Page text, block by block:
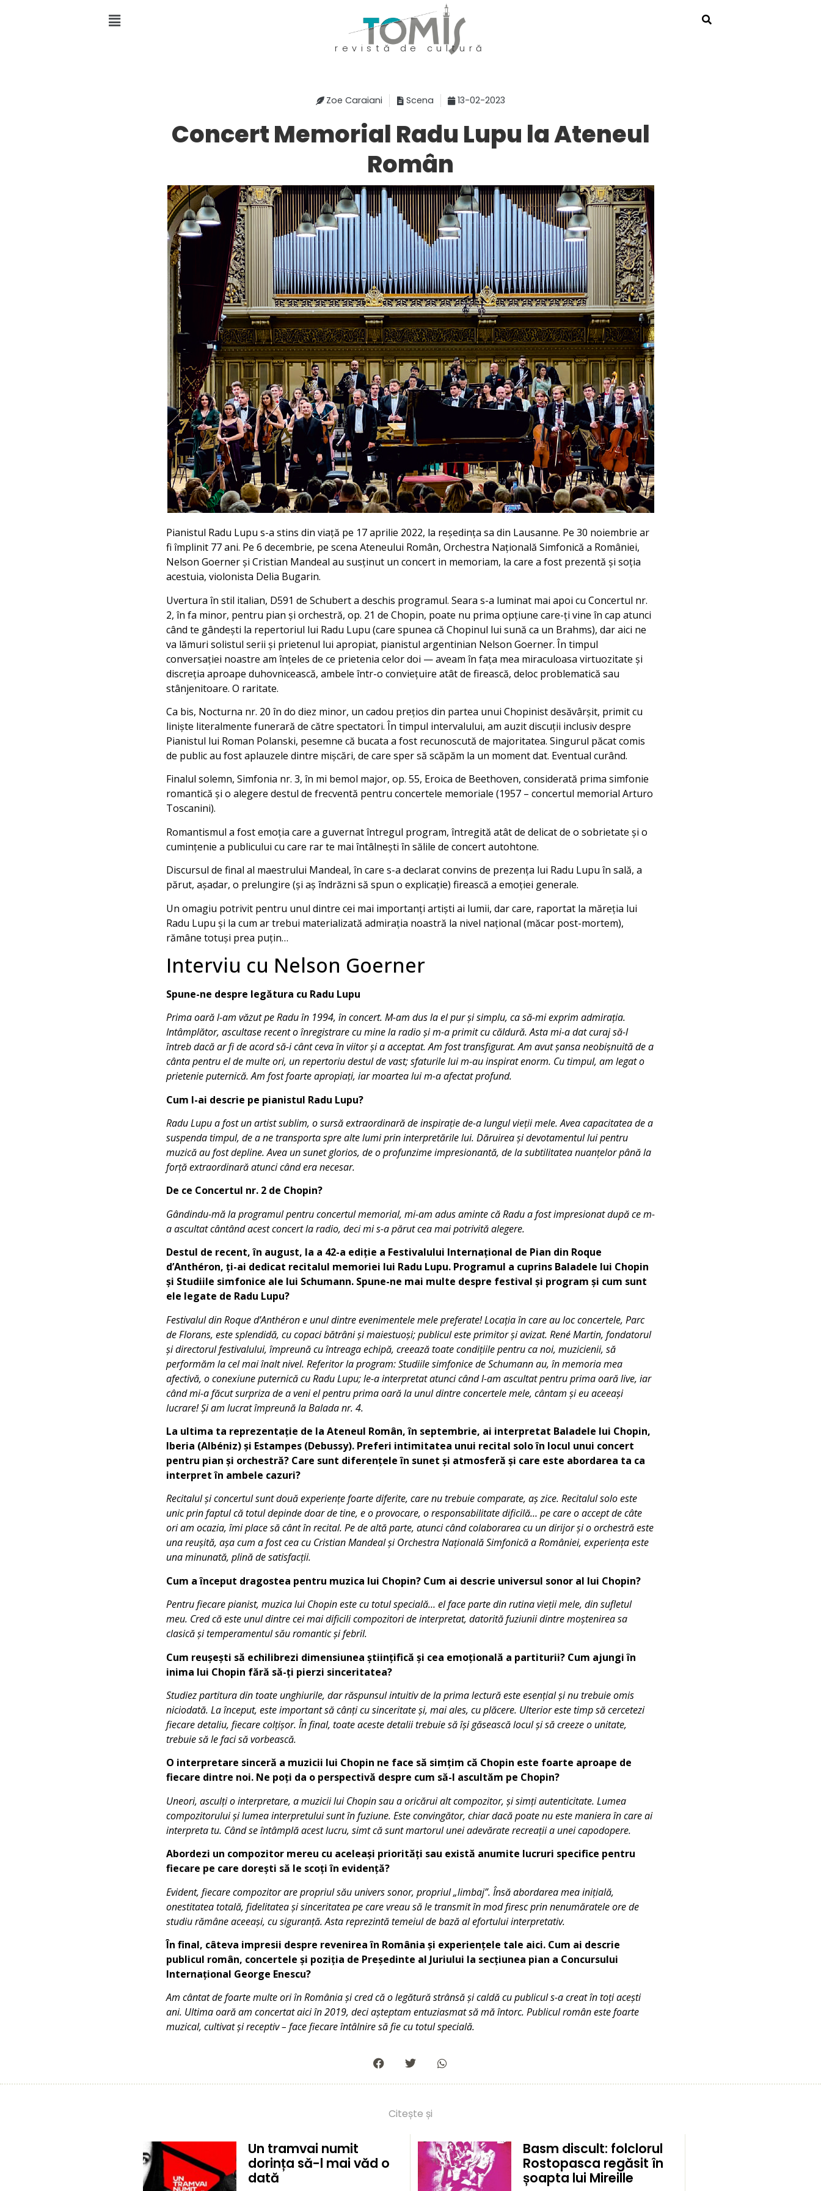
revistă de cultură
Zoe Caraiani Scena 13-02-2023
Concert Memorial Radu Lupu la Ateneul
Român
Pianistul Radu Lupu s-a stins din viață pe 17 aprilie 2022, la reședința sa din Lausanne. Pe 30 noiembrie ar
fi împlinit 77 ani. Pe 6 decembrie, pe scena Ateneului Român, Orchestra Națională Simfonică a României,
Nelson Goerner și Cristian Mandeal au susținut un concert in memoriam, la care a fost prezentă și soția
acestuia, violonista Delia Bugarin.
Uvertura în stil italian, D591 de Schubert a deschis programul. Seara s-a luminat mai apoi cu Concertul nr.
2, în fa minor, pentru pian și orchestră, op. 21 de Chopin, poate nu prima opțiune care-ți vine în cap atunci
când te gândești la repertoriul lui Radu Lupu (care spunea că Chopinul lui sună ca un Brahms), dar aici ne
va lămuri solistul serii și prietenul lui apropiat, pianistul argentinian Nelson Goerner. În timpul
conversației noastre am înțeles de ce prietenia celor doi — aveam în fața mea miraculoasa virtuozitate și
discreția aproape duhovnicească, ambele într-o conviețuire atât de firească, deloc problematică sau
stânjenitoare. O raritate.
Ca bis, Nocturna nr. 20 în do diez minor, un cadou prețios din partea unui Chopinist desăvârșit, primit cu
liniște literalmente funerară de către spectatori. În timpul intervalului, am auzit discuții inclusiv despre
Pianistul lui Roman Polanski, pesemne că bucata a fost recunoscută de majoritatea. Singurul păcat comis
de public au fost aplauzele dintre mișcări, de care sper să scăpăm la un moment dat. Eventual curând.
Finalul solemn, Simfonia nr. 3, în mi bemol major, op. 55, Eroica de Beethoven, considerată prima simfonie
romantică și o alegere destul de frecventă pentru concertele memoriale (1957 – concertul memorial Arturo
Toscanini).
Romantismul a fost emoția care a guvernat întregul program, întregită atât de delicat de o sobrietate și o
cumințenie a publicului cu care rar te mai întâlnești în sălile de concert autohtone.
Discursul de final al maestrului Mandeal, în care s-a declarat convins de prezența lui Radu Lupu în sală, a
părut, așadar, o prelungire (și aș îndrăzni să spun o explicație) firească a emoției generale.
Un omagiu potrivit pentru unul dintre cei mai importanți artiști ai lumii, dar care, raportat la măreția lui
Radu Lupu și la cum ar trebui materializată admirația noastră la nivel național (măcar post-mortem),
rămâne totuși prea puțin…
Interviu cu Nelson Goerner
Spune-ne despre legătura cu Radu Lupu
Prima oară l-am văzut pe Radu în 1994, în concert. M-am dus la el pur și simplu, ca să-mi exprim admirația.
Intâmplător, ascultase recent o înregistrare cu mine la radio și m-a primit cu căldură. Asta mi-a dat curaj să-l
întreb dacă ar fi de acord să-i cânt ceva în viitor și a acceptat. Am fost transfigurat. Am avut șansa neobișnuită de a
cânta pentru el de multe ori, un repertoriu destul de vast; sfaturile lui m-au inspirat enorm. Cu timpul, am legat o
prietenie puternică. Am fost foarte apropiați, iar moartea lui m-a afectat profund.
Cum l-ai descrie pe pianistul Radu Lupu?
Radu Lupu a fost un artist sublim, o sursă extraordinară de inspirație de-a lungul vieții mele. Avea capacitatea de a
suspenda timpul, de a ne transporta spre alte lumi prin interpretările lui. Dăruirea și devotamentul lui pentru
muzică au fost depline. Avea un sunet glorios, de o profunzime impresionantă, de la subtilitatea nuanțelor până la
forță extraordinară atunci când era necesar.
De ce Concertul nr. 2 de Chopin?
Gândindu-mă la programul pentru concertul memorial, mi-am adus aminte că Radu a fost impresionat după ce m-
a ascultat cântând acest concert la radio, deci mi s-a părut cea mai potrivită alegere.
Destul de recent, în august, la a 42-a ediție a Festivalului Internațional de Pian din Roque
d’Anthéron, ți-ai dedicat recitalul memoriei lui Radu Lupu. Programul a cuprins Baladele lui Chopin
și Studiile simfonice ale lui Schumann. Spune-ne mai multe despre festival și program și cum sunt
ele legate de Radu Lupu?
Festivalul din Roque d’Anthéron e unul dintre evenimentele mele preferate! Locația în care au loc concertele, Parc
de Florans, este splendidă, cu copaci bătrâni și maiestuoși; publicul este primitor și avizat. René Martin, fondatorul
și directorul festivalului, împreună cu întreaga echipă, creează toate condițiile pentru ca noi, muzicienii, să
performăm la cel mai înalt nivel. Referitor la program: Studiile simfonice de Schumann au, în memoria mea
afectivă, o conexiune puternică cu Radu Lupu; le-a interpretat atunci când l-am ascultat pentru prima oară live, iar
când mi-a făcut surpriza de a veni el pentru prima oară la unul dintre concertele mele, cântam și eu aceeași
lucrare! Și am lucrat împreună la Balada nr. 4.
La ultima ta reprezentație de la Ateneul Român, în septembrie, ai interpretat Baladele lui Chopin,
Iberia (Albéniz) și Estampes (Debussy). Preferi intimitatea unui recital solo în locul unui concert
pentru pian și orchestră? Care sunt diferențele în sunet și atmosferă și care este abordarea ta ca
interpret în ambele cazuri?
Recitalul și concertul sunt două experiențe foarte diferite, care nu trebuie comparate, aș zice. Recitalul solo este
unic prin faptul că totul depinde doar de tine, e o provocare, o responsabilitate dificilă… pe care o accept de câte
ori am ocazia, îmi place să cânt în recital. Pe de altă parte, atunci când colaborarea cu un dirijor și o orchestră este
una reușită, așa cum a fost cea cu Cristian Mandeal și Orchestra Națională Simfonică a României, experiența este
una minunată, plină de satisfacții.
Cum a început dragostea pentru muzica lui Chopin? Cum ai descrie universul sonor al lui Chopin?
Pentru fiecare pianist, muzica lui Chopin este cu totul specială… el face parte din rutina vieții mele, din sufletul
meu. Cred că este unul dintre cei mai dificili compozitori de interpretat, datorită fuziunii dintre moștenirea sa
clasică și temperamentul său romantic și febril.
Cum reușești să echilibrezi dimensiunea științifică și cea emoțională a partiturii? Cum ajungi în
inima lui Chopin fără să-ți pierzi sinceritatea?
Studiez partitura din toate unghiurile, dar răspunsul intuitiv de la prima lectură este esențial și nu trebuie omis
niciodată. La început, este important să cânți cu sinceritate și, mai ales, cu plăcere. Ulterior este timp să cercetezi
fiecare detaliu, fiecare colțișor. În final, toate aceste detalii trebuie să își găsească locul și să creeze o unitate,
trebuie să le faci să vorbească.
O interpretare sinceră a muzicii lui Chopin ne face să simțim că Chopin este foarte aproape de
fiecare dintre noi. Ne poți da o perspectivă despre cum să-l ascultăm pe Chopin?
Uneori, asculți o interpretare, a muzicii lui Chopin sau a oricărui alt compozitor, și simți autenticitate. Lumea
compozitorului și lumea interpretului sunt în fuziune. Este convingător, chiar dacă poate nu este maniera în care ai
interpreta tu. Când se întâmplă acest lucru, simt că sunt martorul unei adevărate recreații a unei capodopere.
Abordezi un compozitor mereu cu aceleași priorități sau există anumite lucruri specifice pentru
fiecare pe care dorești să le scoți în evidență?
Evident, fiecare compozitor are propriul său univers sonor, propriul „limbaj”. Însă abordarea mea inițială,
onestitatea totală, fidelitatea și sinceritatea pe care vreau să le transmit în mod firesc prin nenumăratele ore de
studiu rămâne aceeași, cu siguranță. Asta reprezintă temeiul de bază al efortului interpretativ.
În final, câteva impresii despre revenirea în România și experiențele tale aici. Cum ai descrie
publicul român, concertele și poziția de Președinte al Juriului la secțiunea pian a Concursului
Internațional George Enescu?
Am cântat de foarte multe ori în România și cred că o legătură strânsă și caldă cu publicul s-a creat în toți acești
ani. Ultima oară am concertat aici în 2019, deci așteptam entuziasmat să mă întorc. Publicul român este foarte
muzical, cultivat și receptiv – face fiecare întâlnire să fie cu totul specială.
Citește și
Un tramvai numit
dorința să-l mai văd o
dată
Basm discult: folclorul
Rostopasca regăsit în
șoapta lui Mireille